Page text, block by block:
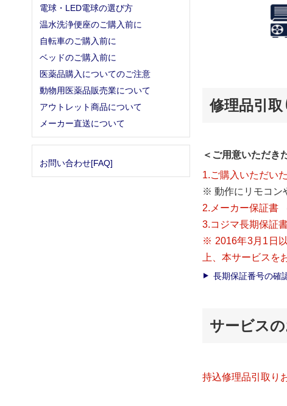
電球・LED電球の選び方
温水洗浄便座のご購入前に
自転車のご購入前に
ベッドのご購入前に
医薬品購入についてのご注意
動物用医薬品販売業について
アウトレット商品について
メーカー直送について
お問い合わせ[FAQ]
修理品引
＜ご用意いただき
1.ご購入いただい
※ 動作にリモコン
2.メーカー保証書
3.コジマ長期保証
※ 2016年3月1日
上、本サービスを
長期保証番号の確
サービス
持込修理品引取り